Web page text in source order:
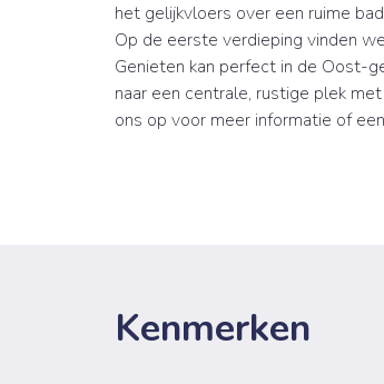
het gelijkvloers over een ruime
Op de eerste verdieping vinden
Genieten kan perfect in de Oost-
naar een centrale, rustige plek
ons op voor meer informatie of
Kenmerken